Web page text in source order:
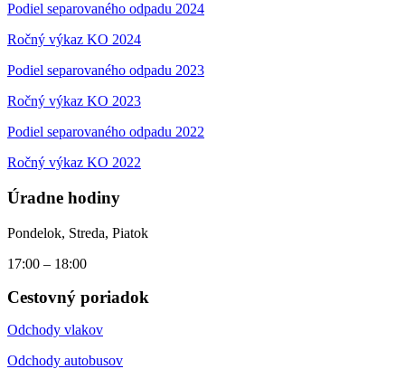
Podiel separovaného odpadu 2024
Ročný výkaz KO 2024
Podiel separovaného odpadu 2023
Ročný výkaz KO 2023
Podiel separovaného odpadu 2022
Ročný výkaz KO 2022
Úradne hodiny
Pondelok, Streda, Piatok
17:00 – 18:00
Cestovný poriadok
Odchody vlakov
Odchody autobusov